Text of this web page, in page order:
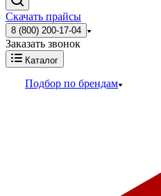
Скачать прайсы
8 (800) 200-17-04
Заказать звонок
Каталог
Подбор по брендам